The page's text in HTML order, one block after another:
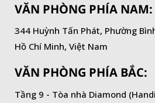
VĂN PHÒNG PHÍA NAM:
344 Huỳnh Tấn Phát, Phường
Hồ Chí Minh, Việt Nam
VĂN PHÒNG PHÍA BẮC:
Tầng 9 - Tòa nhà Diamond